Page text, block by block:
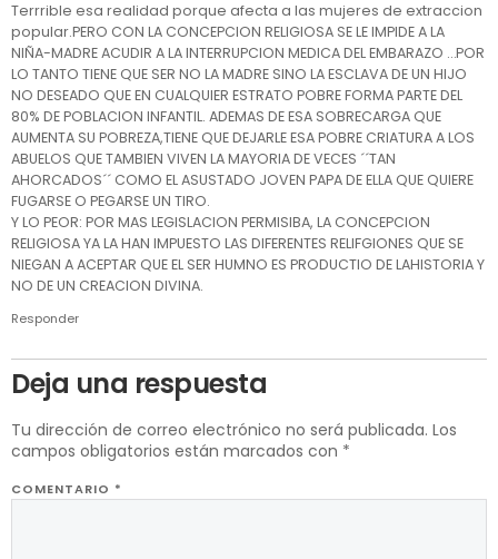
Terrrible esa realidad porque afecta a las mujeres de extraccion
popular.PERO CON LA CONCEPCION RELIGIOSA SE LE IMPIDE A LA
NIÑA-MADRE ACUDIR A LA INTERRUPCION MEDICA DEL EMBARAZO …POR
LO TANTO TIENE QUE SER NO LA MADRE SINO LA ESCLAVA DE UN HIJO
NO DESEADO QUE EN CUALQUIER ESTRATO POBRE FORMA PARTE DEL
80% DE POBLACION INFANTIL. ADEMAS DE ESA SOBRECARGA QUE
AUMENTA SU POBREZA,TIENE QUE DEJARLE ESA POBRE CRIATURA A LOS
ABUELOS QUE TAMBIEN VIVEN LA MAYORIA DE VECES ´´TAN
AHORCADOS´´ COMO EL ASUSTADO JOVEN PAPA DE ELLA QUE QUIERE
FUGARSE O PEGARSE UN TIRO.
Y LO PEOR: POR MAS LEGISLACION PERMISIBA, LA CONCEPCION
RELIGIOSA YA LA HAN IMPUESTO LAS DIFERENTES RELIFGIONES QUE SE
NIEGAN A ACEPTAR QUE EL SER HUMNO ES PRODUCTIO DE LAHISTORIA Y
NO DE UN CREACION DIVINA.
Responder
Deja una respuesta
Tu dirección de correo electrónico no será publicada. Los
campos obligatorios están marcados con *
COMENTARIO *